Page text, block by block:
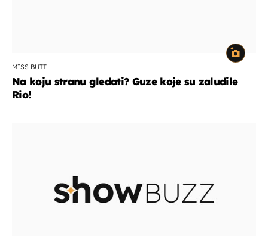
MISS BUTT
Na koju stranu gledati? Guze koje su zaludile
Rio!